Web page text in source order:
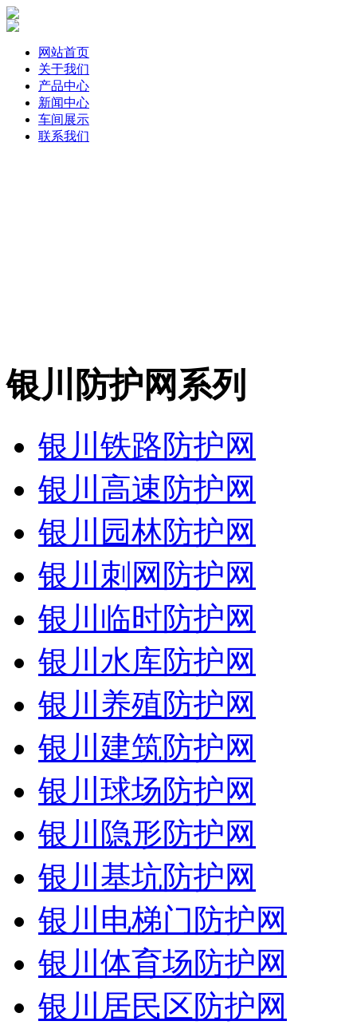
网站首页
关于我们
产品中心
新闻中心
车间展示
联系我们
银川防护网系列
银川铁路防护网
银川高速防护网
银川园林防护网
银川刺网防护网
银川临时防护网
银川水库防护网
银川养殖防护网
银川建筑防护网
银川球场防护网
银川隐形防护网
银川基坑防护网
银川电梯门防护网
银川体育场防护网
银川居民区防护网